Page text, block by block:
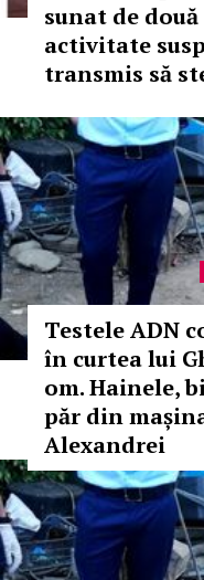
sunat de
activitate
transmis să
Testele ADN
în curtea lui
om. Hainele,
păr din
Alexandrei